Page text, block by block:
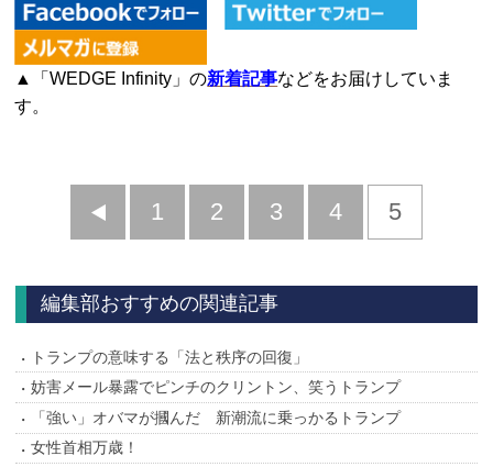
▲「WEDGE Infinity」の新着記事などをお届けしていま
す。
前
1 2 3 4 5
編集部おすすめの関連記事
トランプの意味する「法と秩序の回復」
妨害メール暴露でピンチのクリントン、笑うトランプ
「強い」オバマが摑んだ 新潮流に乗っかるトランプ
女性首相万歳！